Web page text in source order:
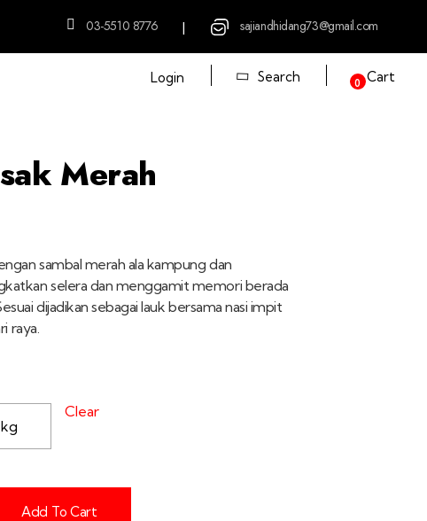
03-5510 8776 | sajiandhidang73@gmail.com
Login Search 0 Cart
Merah
sambal merah ala kampung dan
selera dan menggamit memori berada
dijadikan sebagai lauk bersama nasi impit
raya.
Clear
Add To Cart